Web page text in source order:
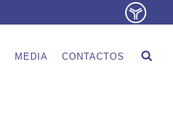
MEDIA CONTACTOS